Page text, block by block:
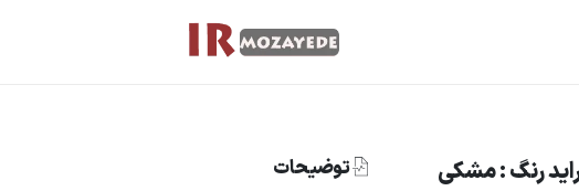
رنگ : مشکی
توضیحات